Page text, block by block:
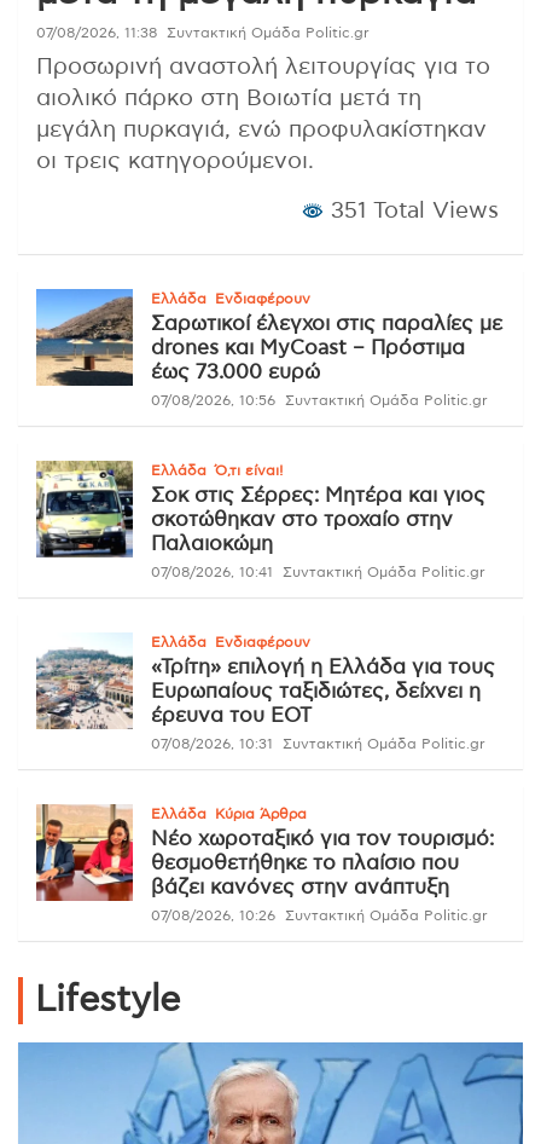
07/08/2026, 11:38 Συντακτική Ομάδα Politic.gr
Προσωρινή αναστολή λειτουργίας για το
αιολικό πάρκο στη Βοιωτία μετά τη
μεγάλη πυρκαγιά, ενώ προφυλακίστηκαν
οι τρεις κατηγορούμενοι.
351 Total Views
Ελλάδα Ενδιαφέρουν
Σαρωτικοί έλεγχοι στις παραλίες με
drones και MyCoast – Πρόστιμα
έως 73.000 ευρώ
07/08/2026, 10:56 Συντακτική Ομάδα Politic.gr
Ελλάδα Ό,τι είναι!
Σοκ στις Σέρρες: Μητέρα και γιος
σκοτώθηκαν στο τροχαίο στην
Παλαιοκώμη
07/08/2026, 10:41 Συντακτική Ομάδα Politic.gr
Ελλάδα Ενδιαφέρουν
«Τρίτη» επιλογή η Ελλάδα για τους
Ευρωπαίους ταξιδιώτες, δείχνει η
έρευνα του ΕΟΤ
07/08/2026, 10:31 Συντακτική Ομάδα Politic.gr
Ελλάδα Κύρια Άρθρα
Νέο χωροταξικό για τον τουρισμό:
θεσμοθετήθηκε το πλαίσιο που
βάζει κανόνες στην ανάπτυξη
07/08/2026, 10:26 Συντακτική Ομάδα Politic.gr
Lifestyle